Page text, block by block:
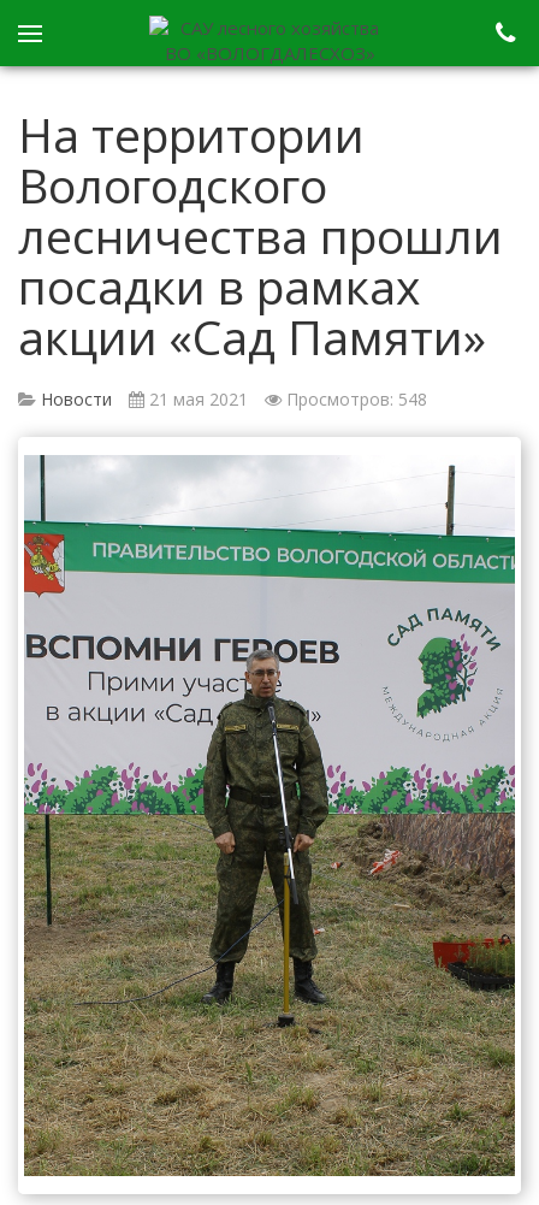
На территории
Вологодского
лесничества прошли
посадки в рамках
акции «Сад Памяти»
Новости 21 мая 2021 Просмотров: 548